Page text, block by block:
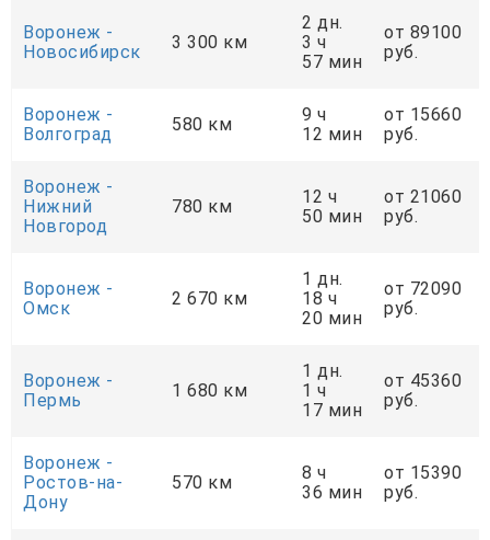
Воронеж -
Новосибирск
3 300 км
2 дн.
3 ч
57 мин
от 89100
руб.
Воронеж -
Волгоград
580 км
9 ч
12 мин
от 15660
руб.
Воронеж -
Нижний
Новгород
780 км
12 ч
50 мин
от 21060
руб.
Воронеж -
Омск
2 670 км
1 дн.
18 ч
20 мин
от 72090
руб.
Воронеж -
Пермь
1 680 км
1 дн.
1 ч
17 мин
от 45360
руб.
Воронеж -
Ростов-на-
Дону
570 км
8 ч
36 мин
от 15390
руб.